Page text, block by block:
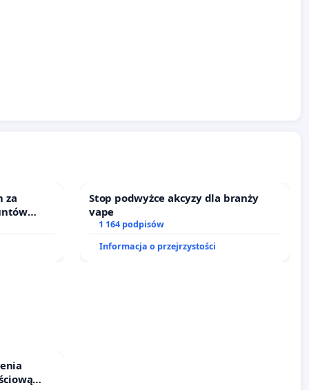
za
ogrody
Stop podwyżce akcyzy dla branży
vape
1 164 podpisów
Informacja o przejrzystości